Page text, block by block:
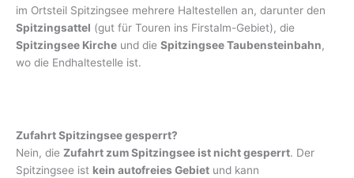
im Ortsteil Spitzingsee mehrere Haltestellen an, darunter den
Spitzingsattel (gut für Touren ins Firstalm-Gebiet), die
Spitzingsee Kirche und die Spitzingsee Taubensteinbahn,
wo die Endhaltestelle ist.
Zufahrt Spitzingsee gesperrt?
Nein, die Zufahrt zum Spitzingsee ist nicht gesperrt. Der
Spitzingsee ist kein autofreies Gebiet und kann